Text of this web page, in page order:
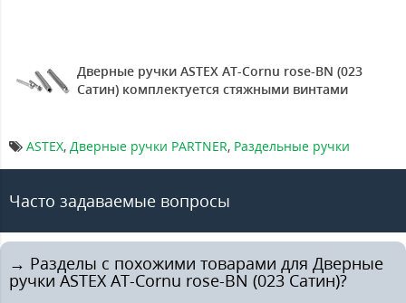
Дверные ручки ASTEX AT-Cornu rose-BN (023
Сатин) комплектуется стяжными винтами
ASTEX, Дверные ручки PARTNER, Раздельные ручки
Часто задаваемые вопросы
→ Разделы с похожими товарами для Дверные
ручки ASTEX AT-Cornu rose-BN (023 Сатин)?